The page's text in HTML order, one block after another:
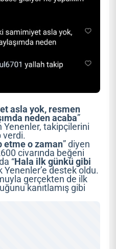
asla yok, resmen
neden acaba”
takipçilerini
verdi.
etme o zaman” diyen
civarında beğeni
“Hala ilk günkü gibi
Yenenler’e destek oldu.
gerçekten de ilk
kanıtlamış gibi